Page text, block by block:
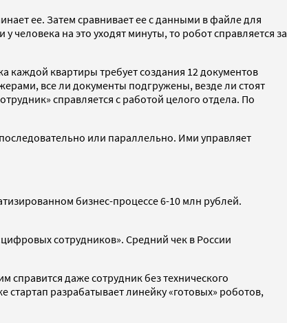
ее. Затем сравнивает ее с данными в файле для
человека на это уходят минуты, то робот справляется за
каждой квартиры требует создания 12 документов
все ли документы подгружены, везде ли стоят
справляется с работой целого отдела. По
или параллельно. Ими управляет
бизнес-процессе 6-10 млн рублей.
сотрудников». Средний чек в России
справится даже сотрудник без технического
разрабатывает линейку «готовых» роботов,